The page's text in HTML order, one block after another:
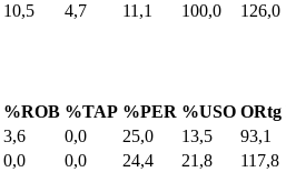
10,5 4,7 11,1 100,0 126,0
%ROB %TAP %PER %USO ORtg
3,6 0,0 25,0 13,5 93,1
0,0 0,0 24,4 21,8 117,8